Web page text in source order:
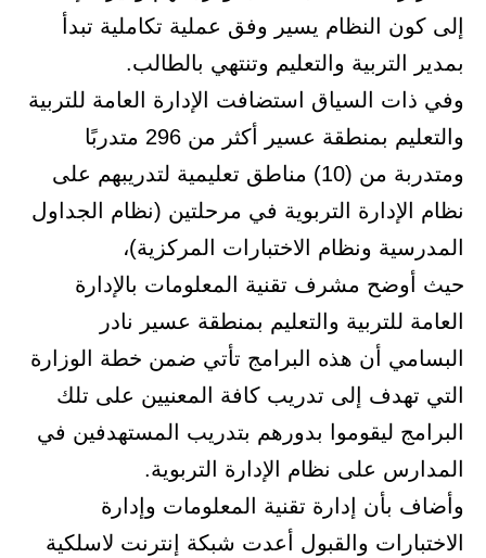
إلى كون النظام يسير وفق عملية تكاملية تبدأ
بمدير التربية والتعليم وتنتهي بالطالب.
وفي ذات السياق استضافت الإدارة العامة للتربية
والتعليم بمنطقة عسير أكثر من 296 متدربًا
ومتدربة من (10) مناطق تعليمية لتدريبهم على
نظام الإدارة التربوية في مرحلتين (نظام الجداول
المدرسية ونظام الاختبارات المركزية)،
حيث أوضح مشرف تقنية المعلومات بالإدارة
العامة للتربية والتعليم بمنطقة عسير نادر
البسامي أن هذه البرامج تأتي ضمن خطة الوزارة
التي تهدف إلى تدريب كافة المعنيين على تلك
البرامج ليقوموا بدورهم بتدريب المستهدفين في
المدارس على نظام الإدارة التربوية.
وأضاف بأن إدارة تقنية المعلومات وإدارة
الاختبارات والقبول أعدت شبكة إنترنت لاسلكية